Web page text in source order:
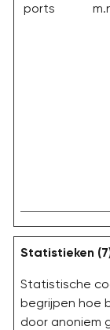
ports
Statistieken
Statistische
begrijpen hoe
door anoniem